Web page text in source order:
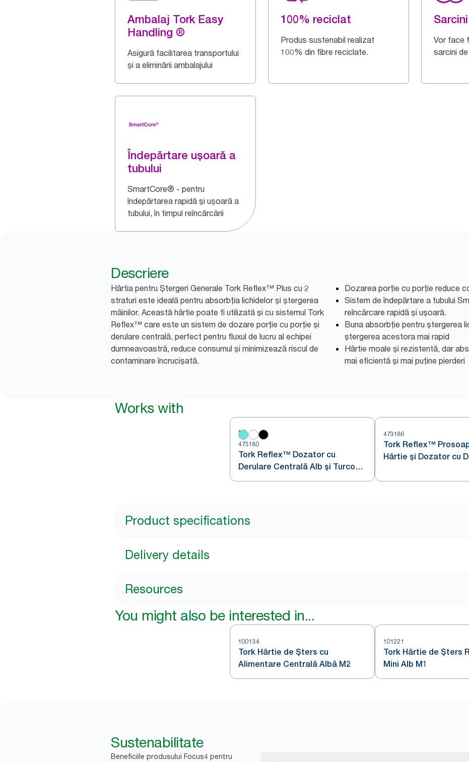
Ambalaj Tork Easy
Handling ®
Asigură facilitarea transportului
și a eliminării ambalajului
100% reciclat
Produs sustenabil realizat
100% din fibre reciclate.
Vor face
sarcini
Îndepărtare ușoară a
tubului
SmartCore® - pentru
îndepărtarea rapidă și ușoară a
tubului, în timpul reîncărcării
Descriere
Hârtia pentru Ștergeri Generale Tork Reflex™ Plus cu 2
straturi este ideală pentru absorbția lichidelor și ștergerea
mâinilor. Această hârtie poate fi utilizată și cu sistemul Tork
Reflex™ care este un sistem de dozare porție cu porție și
derulare centrală, perfect pentru fluxul de lucru al echipei
dumneavoastră, reduce consumul și minimizează riscul de
contaminare încrucișată.
Dozarea porție cu porție reduce
Sistem de îndepărtare a tubului
reîncărcare rapidă și ușoară.
Buna absorbție pentru ștergerea
ștergerea acestora mai rapid
Hârtie moale și rezistentă, dar
mai eficientă și mai puține pierderi
Works with
473180
Tork Reflex™ Dozator cu
Derulare Centrală Alb și Turcoaz
M4
473186
Tork Reflex™
Hârtie și Dozator cu
Product specifications
Delivery details
Resources
You might also be interested in...
100134
Tork Hârtie de Șters cu
Alimentare Centrală Albă M2
101221
Tork Hârtie de Șters
Mini Alb M1
Sustenabilitate
Beneficiile produsului Focus4 pentru